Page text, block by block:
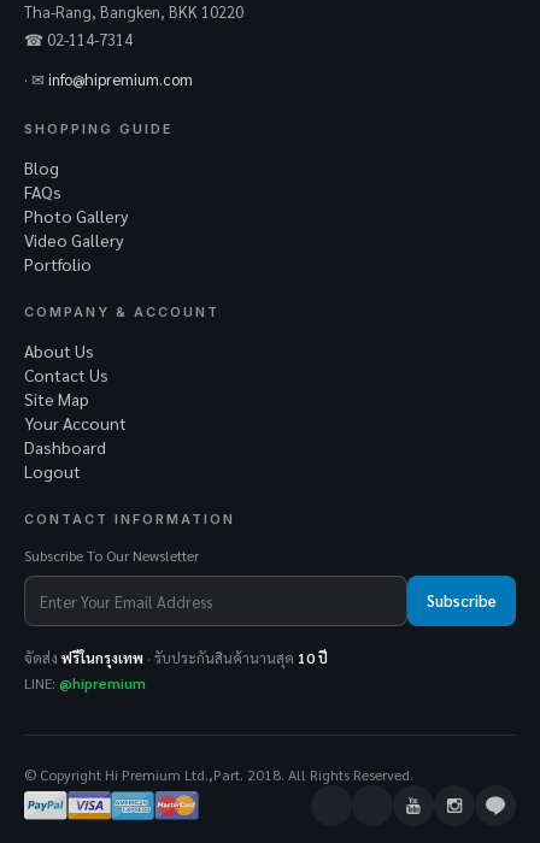
Tha-Rang, Bangken, BKK 10220
☎ 02-114-7314
· ✉ info@hipremium.com
SHOPPING GUIDE
Blog
FAQs
Photo Gallery
Video Gallery
Portfolio
COMPANY & ACCOUNT
About Us
Contact Us
Site Map
Your Account
Dashboard
Logout
CONTACT INFORMATION
Subscribe To Our Newsletter
Subscribe
จัดส่ง ฟรีในกรุงเทพ · รับประกันสินค้านานสุด 10 ปี
LINE: @hipremium
© Copyright Hi Premium Ltd.,Part. 2018. All Rights Reserved.